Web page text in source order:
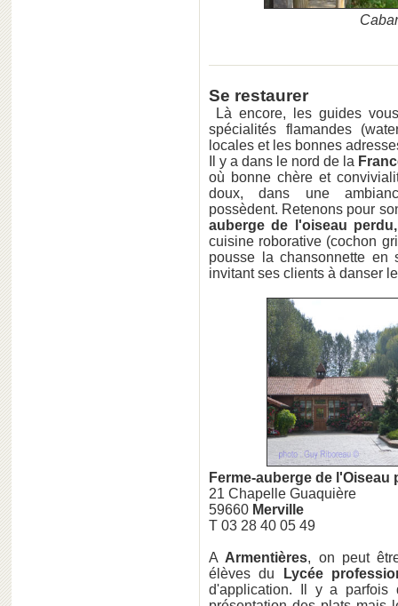
Se restaurer
Là encore, les guides
spécialités flamandes
locales et les bonnes
Il y a dans le nord de la
où bonne chère et
doux, dans une
possèdent. Retenons pour
auberge de l'oiseau
cuisine roborative (cochon
pousse la chansonnette en
invitant ses clients à danser
Ferme-auberge de l'Oiseau
21 Chapelle Guaquière
59660 Merville
T 03 28 40 05 49
A Armentières, on peut
élèves du
Lycée
d'application. Il y a parfois